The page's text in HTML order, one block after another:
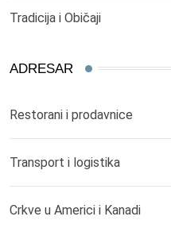
Tradicija i Običaji
ADRESAR
Restorani i prodavnice
Transport i logistika
Crkve u Americi i Kanadi